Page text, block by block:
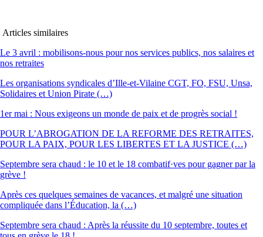
Articles similaires
Le 3 avril : mobilisons-nous pour nos services publics, nos salaires et
nos retraites
Les organisations syndicales d’Ille-et-Vilaine CGT, FO, FSU, Unsa,
Solidaires et Union Pirate (…)
1er mai : Nous exigeons un monde de paix et de progrès social !
POUR L’ABROGATION DE LA REFORME DES RETRAITES,
POUR LA PAIX, POUR LES LIBERTES ET LA JUSTICE (…)
Septembre sera chaud : le 10 et le 18 combatif·ves pour gagner par la
grève !
Après ces quelques semaines de vacances, et malgré une situation
compliquée dans l’Éducation, la (…)
Septembre sera chaud : Après la réussite du 10 septembre, toutes et